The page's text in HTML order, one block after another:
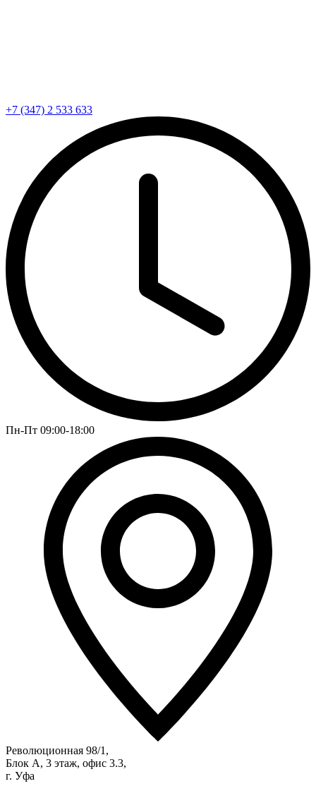
+7 (347) 2 533 633
Пн-Пт 09:00-18:00
Революционная 98/1,
Блок А, 3 этаж, офис 3.3,
г. Уфа